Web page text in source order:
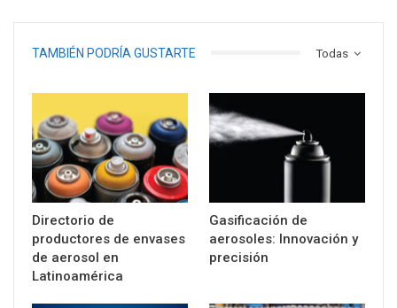
Todas
TAMBIÉN PODRÍA GUSTARTE
Directorio de
productores de envases
de aerosol en
Latinoamérica
Gasificación de
aerosoles: Innovación y
precisión